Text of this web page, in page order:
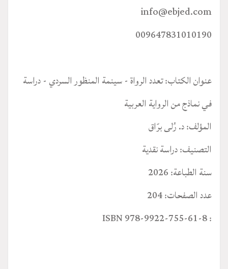
info@ebjed.com
009647831010190
عنوان الكتاب: تعدد الرواة - سينمة المنظور السردي - دراسة
في نماذج من الرواية العربية
المؤلف: د. رُلى برّاق
التصنيف: دراسة نقدية
سنة الطباعة: 2026
عدد الصفحات: 204
: ISBN 978-9922-755-61-8